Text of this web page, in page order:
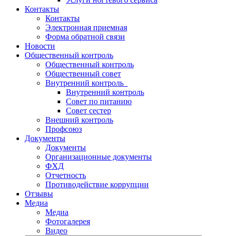
Контакты
Контакты
Электронная приемная
Форма обратной связи
Новости
Общественный контроль
Общественный контроль
Общественный совет
Внутренний контроль
Внутренний контроль
Совет по питанию
Совет сестер
Внешний контроль
Профсоюз
Документы
Документы
Организационные документы
ФХД
Отчетность
Противодействие коррупции
Отзывы
Медиа
Медиа
Фотогалерея
Видео